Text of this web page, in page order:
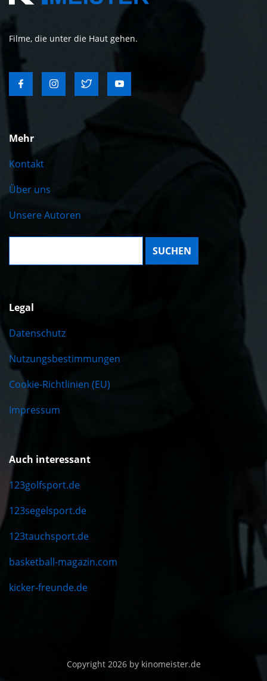
Filme, die unter die Haut gehen.
Mehr
Kontakt
Über uns
Unsere Autoren
Suche:
Legal
Datenschutz
Nutzungsbestimmungen
Cookie-Richtlinien (EU)
Impressum
Auch interessant
123golfsport.de
123segelsport.de
123tauchsport.de
basketball-magazin.com
kicker-freunde.de
Copyright 2026 by kinomeister.de